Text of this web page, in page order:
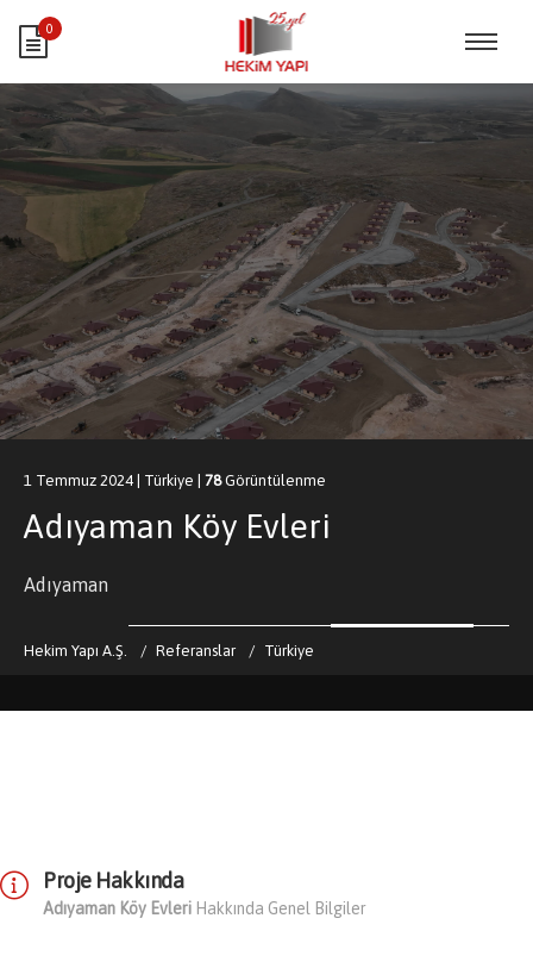
0
1 Temmuz 2024 | Türkiye | 78Görüntülenme
Adıyaman Köy Evleri
Adıyaman
Hekim Yapı A.Ş. Referanslar Türkiye
Proje Hakkında
Adıyaman Köy Evleri Hakkında Genel Bilgiler